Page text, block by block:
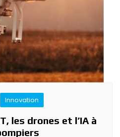
Innovation
les drones et l’IA à